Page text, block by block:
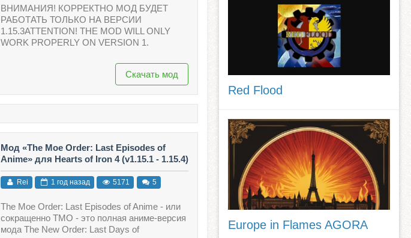
ВНИМАНИЯ! КОРРЕКТНО МОД БУДЕТ
РАБОТАТЬ ТОЛЬКО НА ВЕРСИИ
1.15.3ATTENTION! THE MOD WILL ONLY
WORK PROPERLY ON VERSION 1.
Скачать мод
Мод «The Moe Order: Last Episodes of
Anime» для Hearts of Iron 4 (v1.15.1 - 1.15.4)
Rei 1 год назад 5171 5
The Moe Order: Last Episodes of Anime - или
сокращенно TMO - это полная аниме-версия
мода The New Order: Last Days of
Red Flood
Europe in Flames AGORA